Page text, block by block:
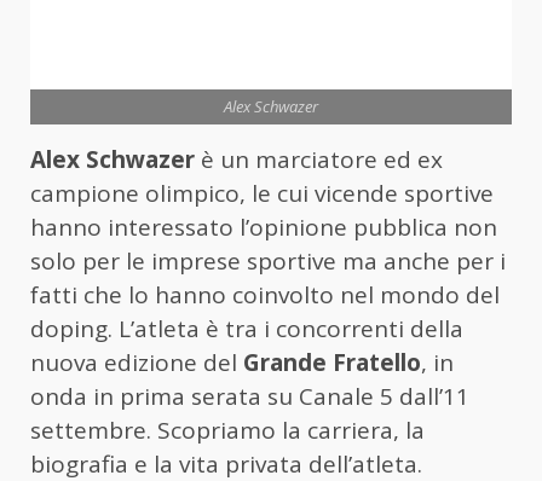
Alex Schwazer
Alex Schwazer è un marciatore ed ex
campione olimpico, le cui vicende sportive
hanno interessato l’opinione pubblica non
solo per le imprese sportive ma anche per i
fatti che lo hanno coinvolto nel mondo del
doping. L’atleta è tra i concorrenti della
nuova edizione del Grande Fratello, in
onda in prima serata su Canale 5 dall’11
settembre. Scopriamo la carriera, la
biografia e la vita privata dell’atleta.